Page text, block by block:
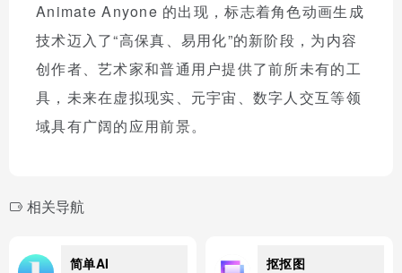
Animate Anyone 的出现，标志着角色动画生成
技术迈入了“高保真、易用化”的新阶段，为内容
创作者、艺术家和普通用户提供了前所未有的工
具，未来在虚拟现实、元宇宙、数字人交互等领
域具有广阔的应用前景。
相关导航
简单AI 抠抠图